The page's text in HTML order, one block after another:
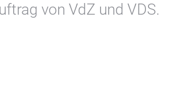
von VdZ und VDS.